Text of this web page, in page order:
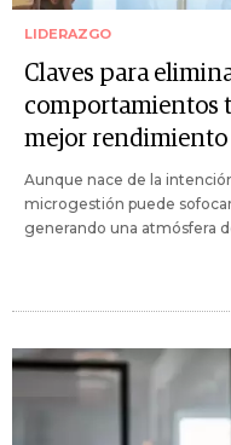
LIDERAZGO
Claves para
comportamientos
mejor
Aunque nace de la
microgestión puede
generando una atmósfera